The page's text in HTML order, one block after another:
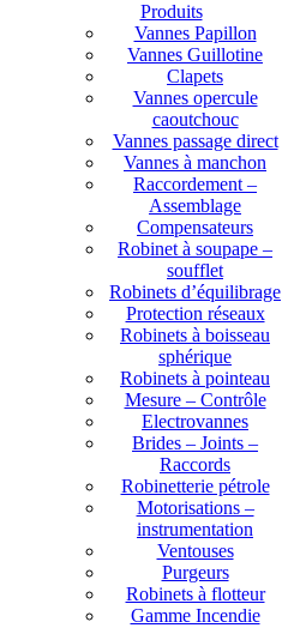
Produits
Vannes Papillon
Vannes Guillotine
Clapets
Vannes opercule
caoutchouc
Vannes passage direct
Vannes à manchon
Raccordement –
Assemblage
Compensateurs
Robinet à soupape –
soufflet
Robinets d’équilibrage
Protection réseaux
Robinets à boisseau
sphérique
Robinets à pointeau
Mesure – Contrôle
Electrovannes
Brides – Joints –
Raccords
Robinetterie pétrole
Motorisations –
instrumentation
Ventouses
Purgeurs
Robinets à flotteur
Gamme Incendie